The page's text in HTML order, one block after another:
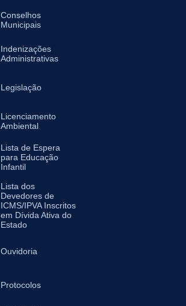
Conselhos
Municipais
Indenizações
Administrativas
Legislação
Licenciamento
Ambiental
Lista de Espera
para Educação
Infantil
Lista dos
Devedores de
ICMS/IPVA Inscritos
em Dívida Ativa do
Estado
Ouvidoria
Protocolos